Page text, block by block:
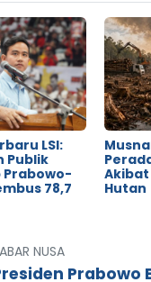
LSI:
Publik
78,7
Akibat
Hutan
NUSA
Prabowo